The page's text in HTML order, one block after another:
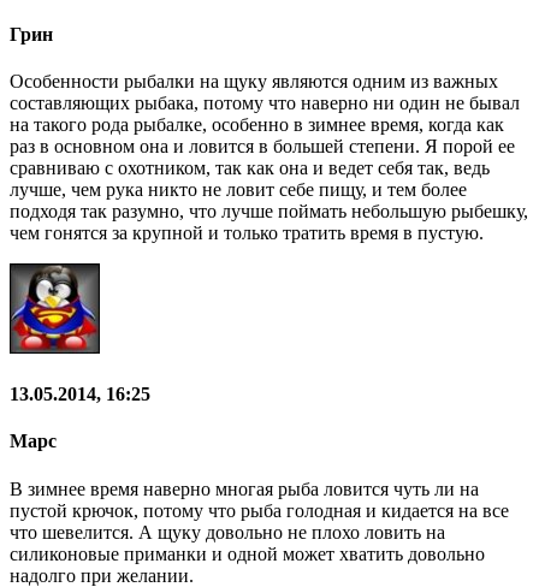
Грин
Особенности рыбалки на щуку являются одним из важных
составляющих рыбака, потому что наверно ни один не бывал
на такого рода рыбалке, особенно в зимнее время, когда как
раз в основном она и ловится в большей степени. Я порой ее
сравниваю с охотником, так как она и ведет себя так, ведь
лучше, чем рука никто не ловит себе пищу, и тем более
подходя так разумно, что лучше поймать небольшую рыбешку,
чем гонятся за крупной и только тратить время в пустую.
13.05.2014, 16:25
Марс
В зимнее время наверно многая рыба ловится чуть ли на
пустой крючок, потому что рыба голодная и кидается на все
что шевелится. А щуку довольно не плохо ловить на
силиконовые приманки и одной может хватить довольно
надолго при желании.